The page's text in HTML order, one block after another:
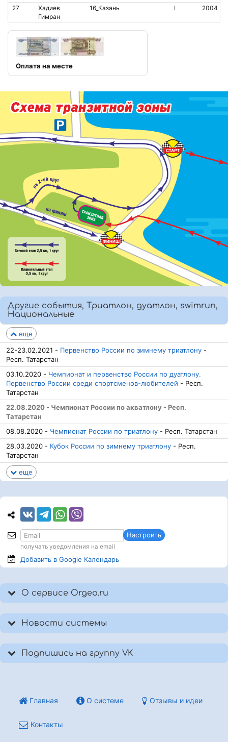
27
Хадиев
Гимран
16_Казань I 2004
Оплата на месте
Другие события, Триатлон, дуатлон, swimrun,
Национальные
еще
22-23.02.2021 - Первенство России по зимнему триатлону -
Респ. Татарстан
03.10.2020 - Чемпионат и первенство России по дуатлону.
Первенство России среди спортсменов-любителей - Респ.
Татарстан
22.08.2020 - Чемпионат России по акватлону - Респ.
Татарстан
08.08.2020 - Чемпионат России по триатлону - Респ. Татарстан
28.03.2020 - Кубок России по зимнему триатлону - Респ.
Татарстан
еще
Настроить
получать уведомления на email
Добавить в Google Календарь
О сервисе Orgeo.ru
Новости системы
Подпишись на группу VK
Главная О системе Отзывы и идеи
Контакты